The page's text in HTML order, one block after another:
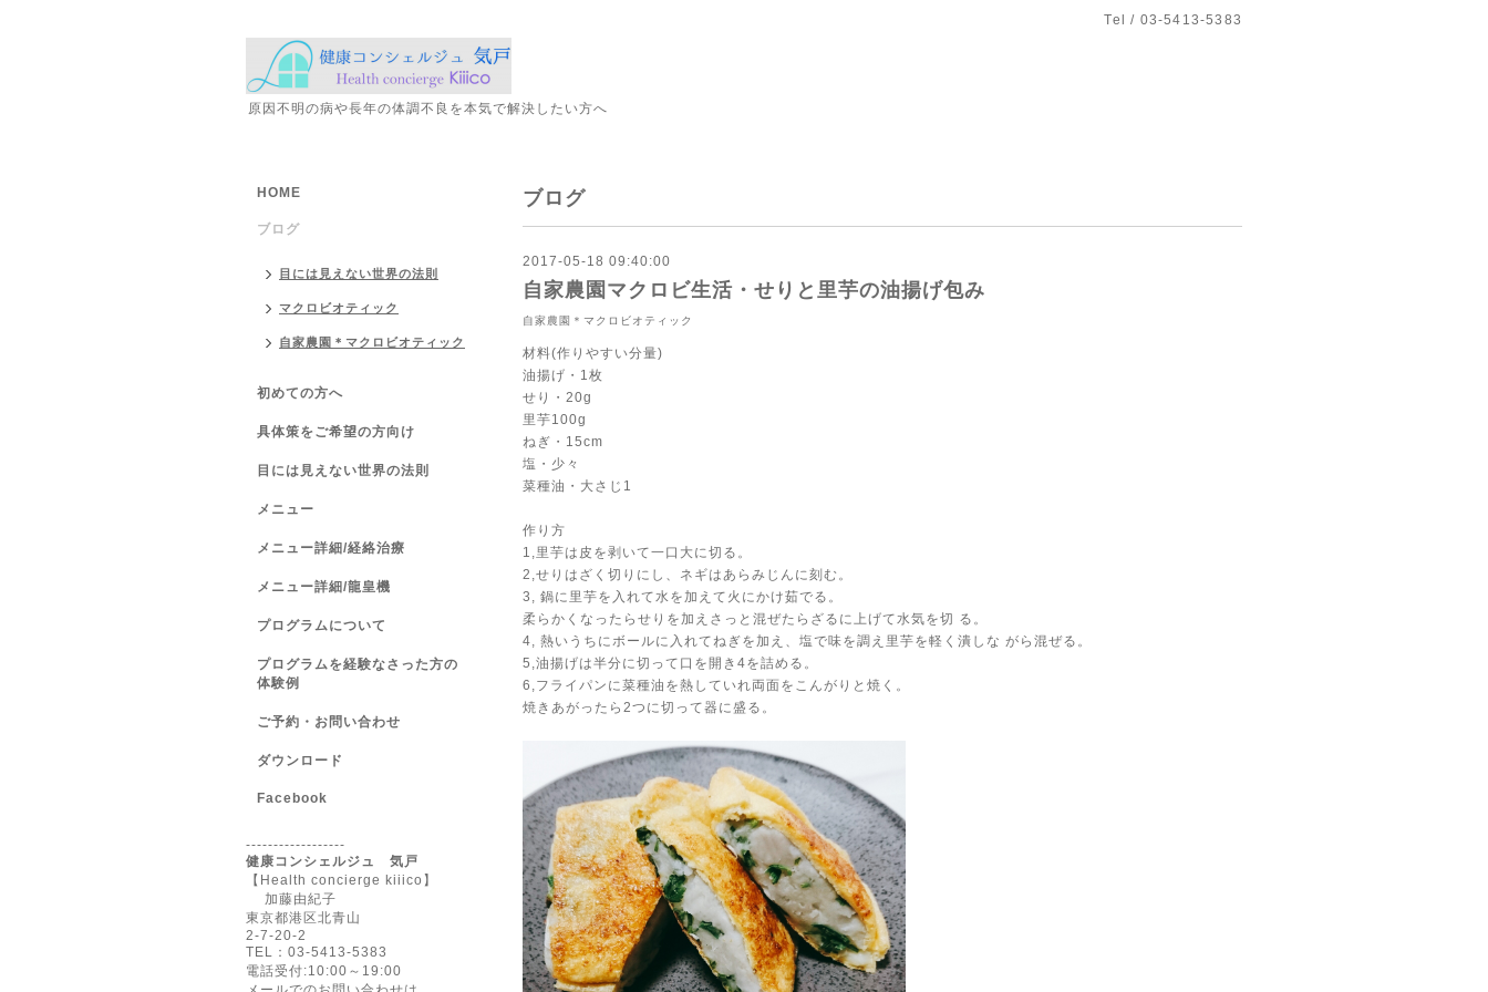
Tel / 03-5413-5383
原因不明の病や長年の体調不良を本気で解決したい方へ
ブログ
2017-05-18 09:40:00
自家農園マクロビ生活・せりと里芋の油揚げ包み
自家農園＊マクロビオティック
材料(作りやすい分量)
油揚げ・1枚
せり・20g
里芋100g
ねぎ・15cm
塩・少々
菜種油・大さじ1
作り方
1,里芋は皮を剥いて一口大に切る。
2,せりはざく切りにし、ネギはあらみじんに刻む。
3, 鍋に里芋を入れて水を加えて火にかけ茹でる。
柔らかくなったらせりを加えさっと混ぜたらざるに上げて水気を切 る。
4, 熱いうちにボールに入れてねぎを加え、塩で味を調え里芋を軽く潰しな がら混ぜる。
5,油揚げは半分に切って口を開き4を詰める。
6,フライパンに菜種油を熱していれ両面をこんがりと焼く。
焼きあがったら2つに切って器に盛る。
HOME
ブログ
目には見えない世界の法則
マクロビオティック
自家農園＊マクロビオティック
初めての方へ
具体策をご希望の方向け
目には見えない世界の法則
メニュー
メニュー詳細/経絡治療
メニュー詳細/龍皇機
プログラムについて
プログラムを経験なさった方の
体験例
ご予約・お問い合わせ
ダウンロード
Facebook
------------------
健康コンシェルジュ 気戸
【Health concierge kiiico】
加藤由紀子
東京都港区北青山
2-7-20-2
TEL：03-5413-5383
電話受付:10:00～19:00